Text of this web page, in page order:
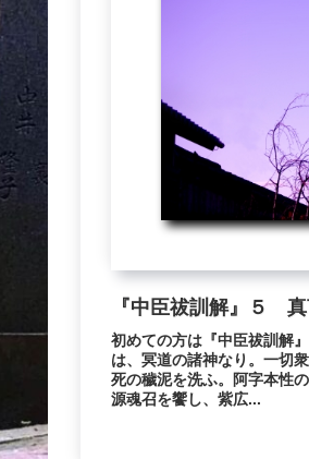
『中臣祓訓解』５
初めての方は『中臣祓訓解
は、冥道の諸神なり。一切
死の穢泥を洗ふ。阿字本性
源魂召を饗し、紫広...